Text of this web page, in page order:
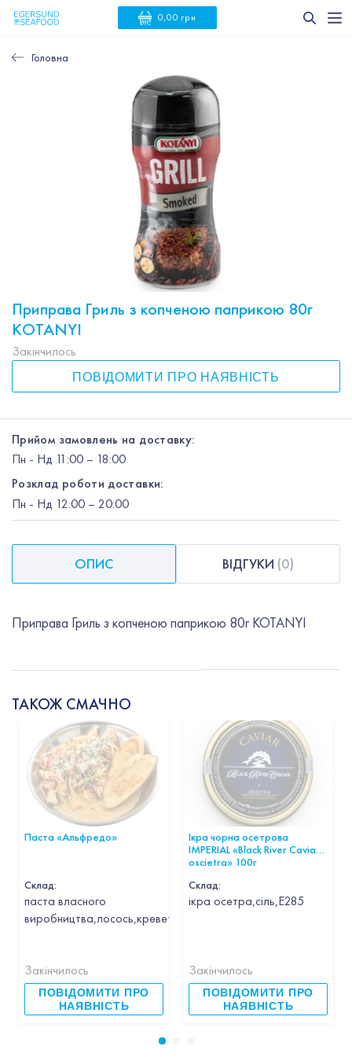
0,00 грн
Головна
Приправа Гриль з копченою паприкою 80г
KOTANYI
Закінчилось
ПОВІДОМИТИ ПРО НАЯВНІСТЬ
Прийом замовлень на доставку:
Пн - Нд 11:00 – 18:00
Розклад роботи доставки:
Пн - Нд 12:00 – 20:00
ОПИС ВІДГУКИ (0)
Приправа Гриль з копченою паприкою 80г KOTANYI
ТАКОЖ СМАЧНО
Паста «Альфредо»
Склад:
паста власного
Закінчилось
ПОВІДОМИТИ ПРО
НАЯВНІСТЬ
Ікра чорна осетрова
IMPERIAL «Black River Caviar
oscietra» 100г
Склад:
ікра осетра,сіль,Е285
Закінчилось
ПОВІДОМИТИ ПРО
НАЯВНІСТЬ